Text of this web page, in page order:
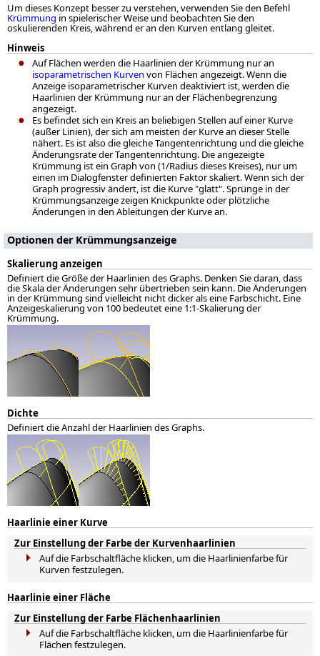
Um dieses Konzept besser zu verstehen, verwenden Sie den Befehl
Krümmung in spielerischer Weise und beobachten Sie den
oskulierenden Kreis, während er an den Kurven entlang gleitet.
Hinweis
Auf Flächen werden die Haarlinien der Krümmung nur an
isoparametrischen Kurven von Flächen angezeigt. Wenn die
Anzeige isoparametrischer Kurven deaktiviert ist, werden die
Haarlinien der Krümmung nur an der Flächenbegrenzung
angezeigt.
Es befindet sich ein Kreis an beliebigen Stellen auf einer Kurve
(außer Linien), der sich am meisten der Kurve an dieser Stelle
nähert. Es ist also die gleiche Tangentenrichtung und die gleiche
Änderungsrate der Tangentenrichtung. Die angezeigte
Krümmung ist ein Graph von (1/Radius dieses Kreises), nur um
einen im Dialogfenster definierten Faktor skaliert. Wenn sich der
Graph progressiv ändert, ist die Kurve "glatt". Sprünge in der
Krümmungsanzeige zeigen Knickpunkte oder plötzliche
Änderungen in den Ableitungen der Kurve an.
Optionen der Krümmungsanzeige
Skalierung anzeigen
Definiert die Größe der Haarlinien des Graphs. Denken Sie daran, dass
die Skala der Änderungen sehr übertrieben sein kann. Die Änderungen
in der Krümmung sind vielleicht nicht dicker als eine Farbschicht. Eine
Anzeigeskalierung von 100 bedeutet eine 1:1-Skalierung der
Krümmung.
Dichte
Definiert die Anzahl der Haarlinien des Graphs.
Haarlinie einer Kurve
Zur Einstellung der Farbe der Kurvenhaarlinien
Auf die Farbschaltfläche klicken, um die Haarlinienfarbe für
Kurven festzulegen.
Haarlinie einer Fläche
Zur Einstellung der Farbe Flächenhaarlinien
Auf die Farbschaltfläche klicken, um die Haarlinienfarbe für
Flächen festzulegen.